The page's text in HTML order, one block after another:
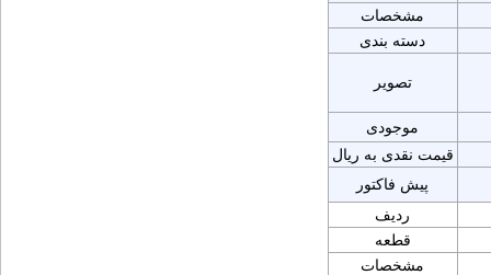
مشخصات
دسته بندی
تصویر
موجودی
قیمت نقدی به ریال
پیش فاکتور
ردیف
قطعه
مشخصات